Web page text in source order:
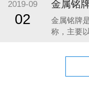
化学蚀刻
用而移除
2019-09
02
金属铭
金属铭牌
称，主要
制作而成
及适用范
样化，容